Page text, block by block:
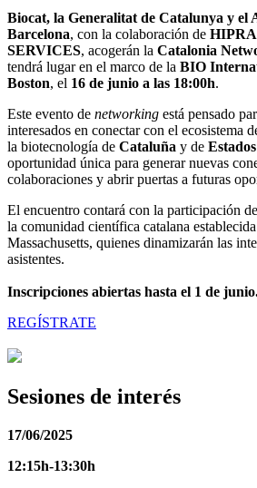
Biocat, la Generalitat de Catalunya y el
Barcelona, con la colaboración de
SERVICES, acogerán la Catalonia
tendrá lugar en el marco de la BIO
Boston, el 16 de junio a las 18:00h.
Este evento de networking está pensado
interesados en conectar con el ecosistema
la biotecnología de Cataluña y de
oportunidad única para generar nuevas
colaboraciones y abrir puertas a futuras
El encuentro contará con la participación
la comunidad científica catalana
Massachusetts, quienes dinamizarán las
asistentes.
Inscripciones abiertas hasta el 1 de
REGÍSTRATE
Sesiones de interés
17/06/2025
12:15h-13:30h